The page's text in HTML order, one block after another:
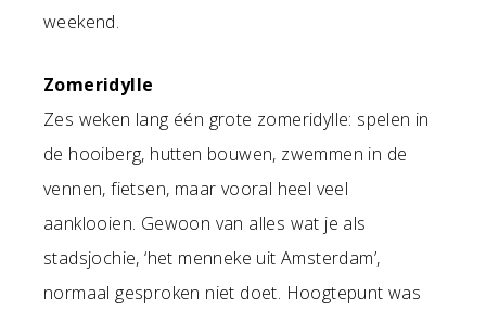
weekend.
Zomeridylle
Zes weken lang één grote zomeridylle: spelen in
de hooiberg, hutten bouwen, zwemmen in de
vennen, fietsen, maar vooral heel veel
aanklooien. Gewoon van alles wat je als
stadsjochie, ‘het menneke uit Amsterdam’,
normaal gesproken niet doet. Hoogtepunt was